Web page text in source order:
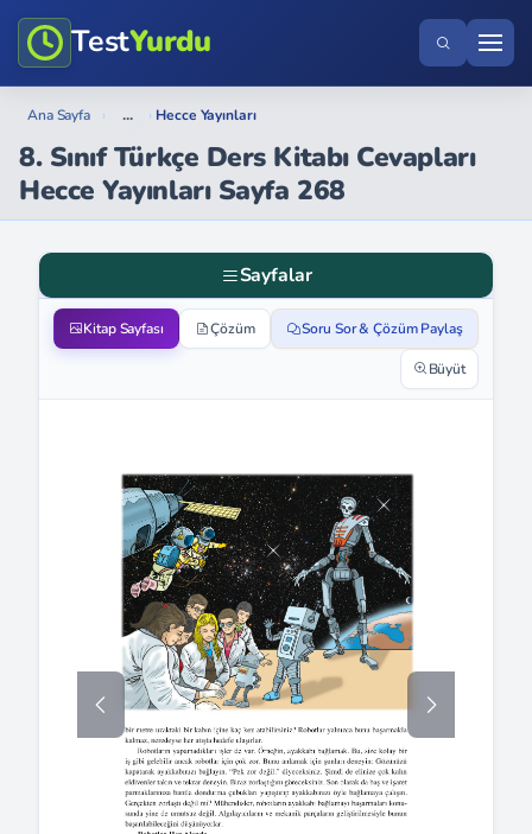
TestYurdu
Ana Sayfa › ... › Hecce Yayınları
8. Sınıf Türkçe Ders Kitabı Cevapları
Hecce Yayınları Sayfa 268
Sayfalar
Kitap Sayfası Çözüm Soru Sor & Çözüm Paylaş
Büyüt